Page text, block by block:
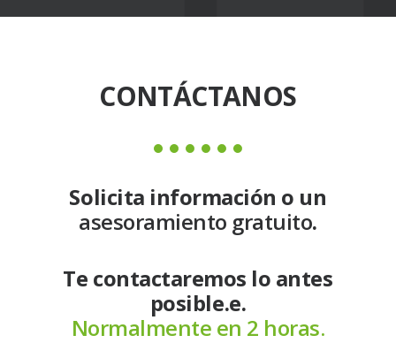
CONTÁCTANOS
Solicita información o un
asesoramiento gratuito.
Te contactaremos lo antes
posible.e.
Normalmente en 2 horas.